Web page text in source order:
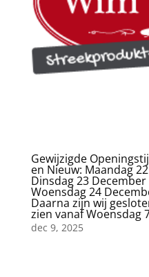
Gewijzigde
en Nieuw: Maandag
Dinsdag 23 December
Woensdag 24
Daarna zijn wij
zien vanaf Woensdag
dec 9, 2025